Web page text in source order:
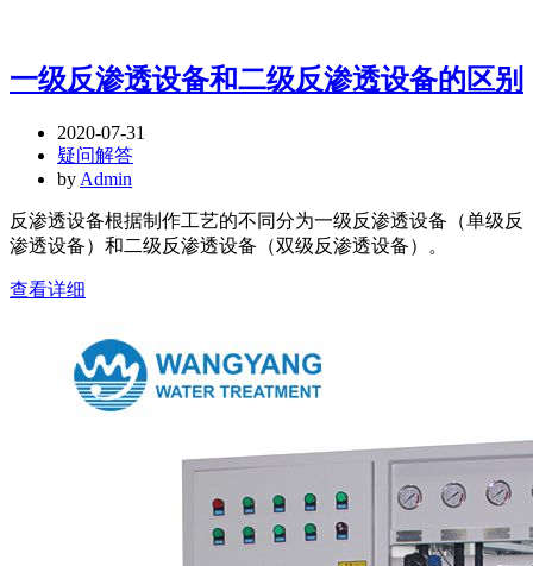
一级反渗透设备和二级反渗透设备的区别
2020-07-31
疑问解答
by Admin
反渗透设备根据制作工艺的不同分为一级反渗透设备（单级反
渗透设备）和二级反渗透设备（双级反渗透设备）。
查看详细